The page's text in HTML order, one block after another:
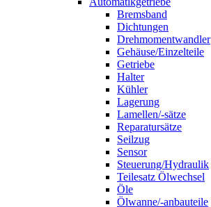
Bremsband
Dichtungen
Drehmomentwandler
Gehäuse/Einzelteile
Getriebe
Halter
Kühler
Lagerung
Lamellen/-sätze
Reparatursätze
Seilzug
Sensor
Steuerung/Hydraulik
Teilesatz Ölwechsel
Öle
Ölwanne/-anbauteile